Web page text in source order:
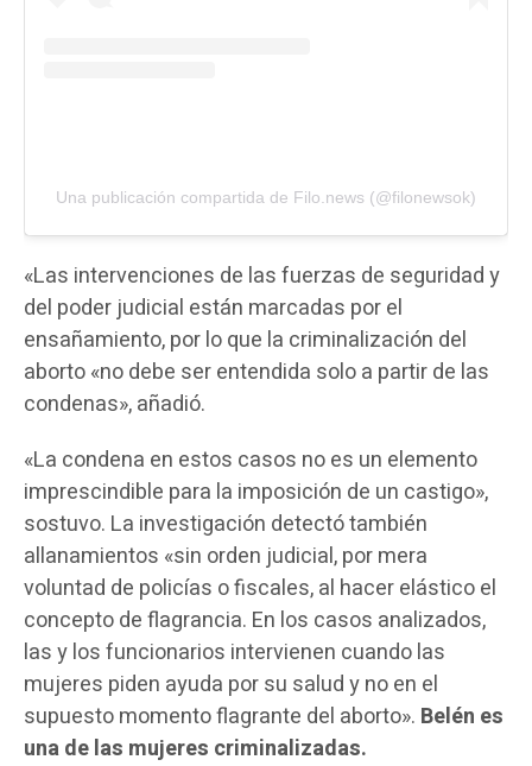
Una publicación compartida de Filo.news (@filonewsok)
«Las intervenciones de las fuerzas de seguridad y
del poder judicial están marcadas por el
ensañamiento, por lo que la criminalización del
aborto «no debe ser entendida solo a partir de las
condenas», añadió.
«La condena en estos casos no es un elemento
imprescindible para la imposición de un castigo»,
sostuvo. La investigación detectó también
allanamientos «sin orden judicial, por mera
voluntad de policías o fiscales, al hacer elástico el
concepto de flagrancia. En los casos analizados,
las y los funcionarios intervienen cuando las
mujeres piden ayuda por su salud y no en el
supuesto momento flagrante del aborto». Belén es
una de las mujeres criminalizadas.